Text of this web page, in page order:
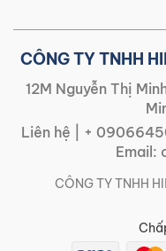
CÔNG TY TNHH
12M Nguyễn Thị
Liên hệ |
+
Email:
CÔNG TY TNHH